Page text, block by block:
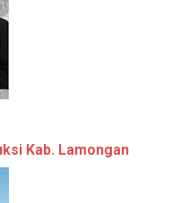
Kab. Lamongan